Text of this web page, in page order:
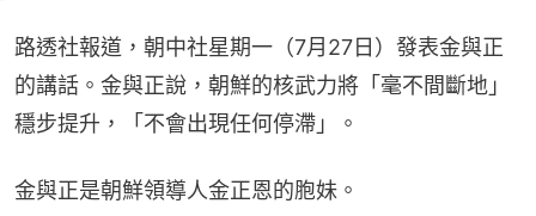
路透社報道，朝中社星期一（7月27日）發表金與正
的講話。金與正說，朝鮮的核武力將「毫不間斷地」
穩步提升，「不會出現任何停滯」。
金與正是朝鮮領導人金正恩的胞妹。